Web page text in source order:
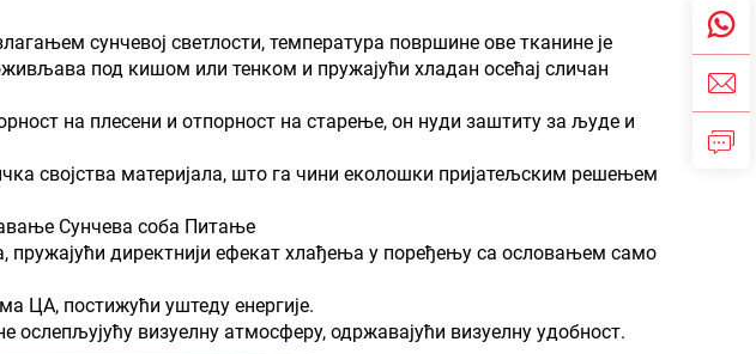
сунчевој светлости, температура површине ове тканине је
под кишом или тенком и пружајући хладан осећај сличан
на плесени и отпорност на старење, он нуди заштиту за људе и
својства материјала, што га чини еколошки пријатељским решењем
Сунчева соба Питање
пружајући директнији ефекат хлађења у поређењу са ословањем само
ЦА, постижући уштеду енергије.
ослепљујућу визуелну атмосферу, одржавајући визуелну удобност.